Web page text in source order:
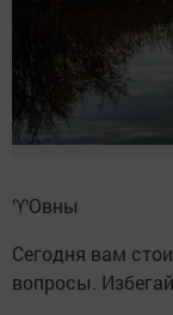
♈️Овны
Сегодня вам
вопросы.